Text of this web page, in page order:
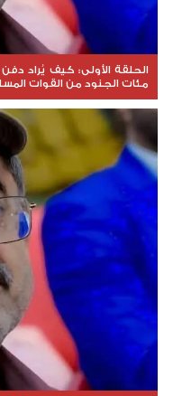
الحلقة الأولى: كيف يُراد
مئات الجنود من القوات